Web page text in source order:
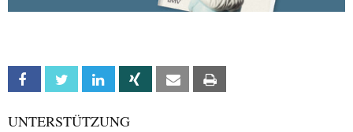
Facebook Twitter Linkedin Xing Email
UNTERSTÜTZUNG